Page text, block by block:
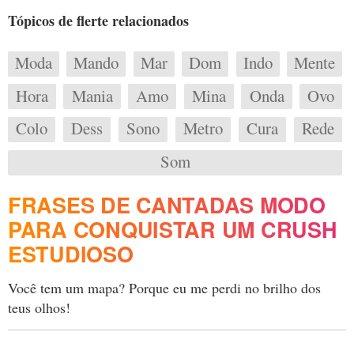
Tópicos de flerte relacionados
Moda Mando Mar Dom Indo
Mente
Hora
Mania Amo Mina Onda
Ovo
Colo
Dess Sono Metro Cura
Rede
Som
FRASES DE CANTADAS MODO
PARA CONQUISTAR UM CRUSH
ESTUDIOSO
Você tem um mapa? Porque eu me perdi no brilho dos
teus olhos!